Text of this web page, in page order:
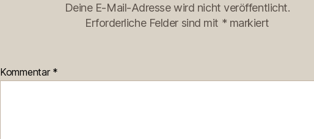
Deine E-Mail-Adresse wird nicht veröffentlicht.
Erforderliche Felder sind mit * markiert
Kommentar *